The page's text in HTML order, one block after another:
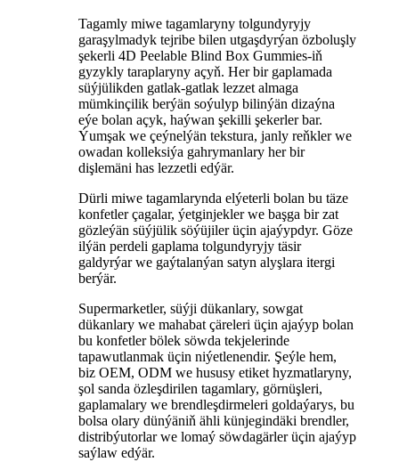
Tagamly miwe tagamlaryny tolgundyryjy
garaşylmadyk tejribe bilen utgaşdyrýan özboluşly
şekerli 4D Peelable Blind Box Gummies-iň
gyzykly taraplaryny açyň. Her bir gaplamada
süýjülikden gatlak-gatlak lezzet almaga
mümkinçilik berýän soýulyp bilinýän dizaýna
eýe bolan açyk, haýwan şekilli şekerler bar.
Ýumşak we çeýnelýän tekstura, janly reňkler we
owadan kolleksiýa gahrymanlary her bir
dişlemäni has lezzetli edýär.
Dürli miwe tagamlarynda elýeterli bolan bu täze
konfetler çagalar, ýetginjekler we başga bir zat
gözleýän süýjülik söýüjiler üçin ajaýypdyr. Göze
ilýän perdeli gaplama tolgundyryjy täsir
galdyrýar we gaýtalanýan satyn alyşlara itergi
berýär.
Supermarketler, süýji dükanlary, sowgat
dükanlary we mahabat çäreleri üçin ajaýyp bolan
bu konfetler bölek söwda tekjelerinde
tapawutlanmak üçin niýetlenendir. Şeýle hem,
biz OEM, ODM we hususy etiket hyzmatlaryny,
şol sanda özleşdirilen tagamlary, görnüşleri,
gaplamalary we brendleşdirmeleri goldaýarys, bu
bolsa olary dünýäniň ähli künjegindäki brendler,
distribýutorlar we lomaý söwdagärler üçin ajaýyp
saýlaw edýär.